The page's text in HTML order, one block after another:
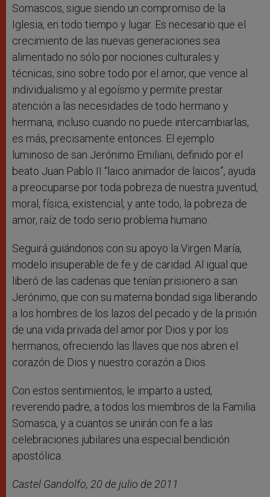
Somascos, sigue siendo un compromiso de la
Iglesia, en todo tiempo y lugar. Es necesario que el
crecimiento de las nuevas generaciones sea
alimentado no sólo por nociones culturales y
técnicas, sino sobre todo por el amor, que vence al
individualismo y al egoísmo y permite prestar
atención a las necesidades de todo hermano y
hermana, incluso cuando no puede intercambiarlas,
es más, precisamente entonces. El ejemplo
luminoso de san Jerónimo Emiliani, definido por el
beato Juan Pablo II “laico animador de laicos”, ayuda
a preocuparse por toda pobreza de nuestra juventud,
moral, física, existencial, y ante todo, la pobreza de
amor, raíz de todo serio problema humano.
Seguirá guiándonos con su apoyo la Virgen María,
modelo insuperable de fe y de caridad. Al igual que
liberó de las cadenas que tenían prisionero a san
Jerónimo, que con su materna bondad siga liberando
a los hombres de los lazos del pecado y de la prisión
de una vida privada del amor por Dios y por los
hermanos, ofreciendo las llaves que nos abren el
corazón de Dios y nuestro corazón a Dios.
Con estos sentimientos, le imparto a usted,
reverendo padre, a todos los miembros de la Familia
Somasca, y a cuantos se unirán con fe a las
celebraciones jubilares una especial bendición
apostólica.
Castel Gandolfo, 20 de julio de 2011